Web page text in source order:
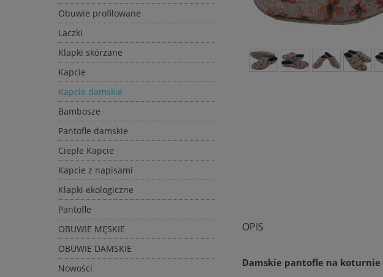
Obuwie profilowane
Laczki
Klapki skórzane
Kapcie
Kapcie damskie
Bambosze
Pantofle damskie
Ciepłe Kapcie
Kapcie z napisami
Klapki ekologiczne
Pantofle
OBUWIE MĘSKIE
OBUWIE DAMSKIE
Nowości
OPIS
Damskie pantofle na